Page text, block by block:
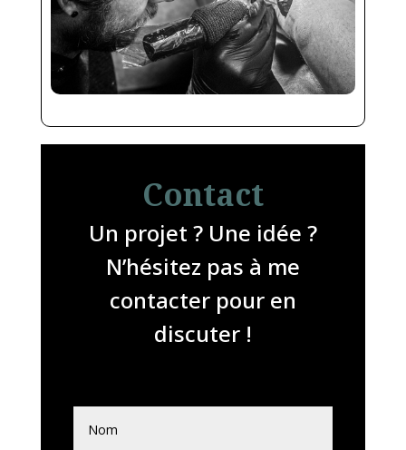
Contact
Un projet ? Une idée ?
N’hésitez pas à me
contacter pour en
discuter !